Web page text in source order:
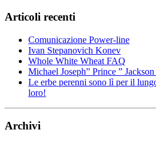
Articoli recenti
Comunicazione Power-line
Ivan Stepanovich Konev
Whole White Wheat FAQ
Michael Joseph” Prince ”
Le erbe perenni sono lì per il
loro!
Archivi